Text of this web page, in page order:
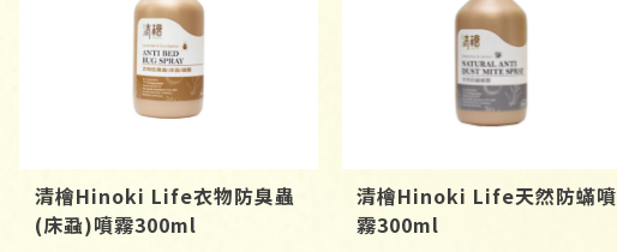
清檜Hinoki Life衣物防臭蟲
(床蝨)噴霧300ml
清檜Hinoki Life天然防蟎噴
霧300ml